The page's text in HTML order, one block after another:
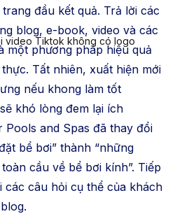
video Tiktok không có logo
đầu kết quả. Trả lời các
blog, e-book, video và các
một phương pháp hiệu quả
Tất nhiên, xuất hiện mới
nếu khong làm tốt
khó lòng đem lại ích
Pools and Spas đã thay đổi
bể bơi” thành “những
toàn cầu về bể bơi kính”. Tiếp
các câu hỏi cụ thể của khách